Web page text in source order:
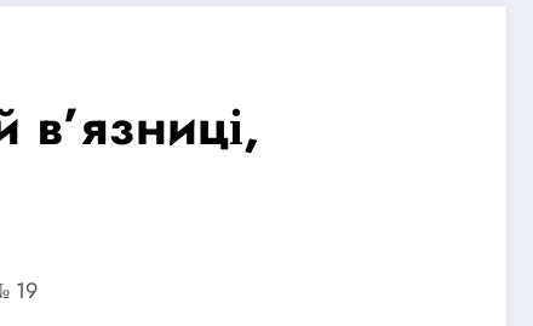
в’язниці,
19